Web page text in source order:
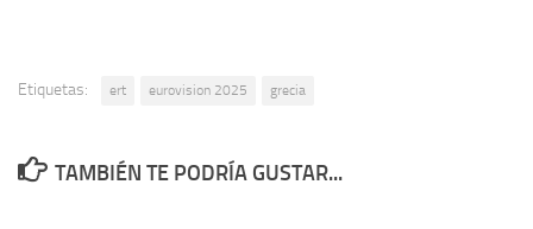
Etiquetas: ert eurovision 2025 grecia
TAMBIÉN TE PODRÍA GUSTAR...